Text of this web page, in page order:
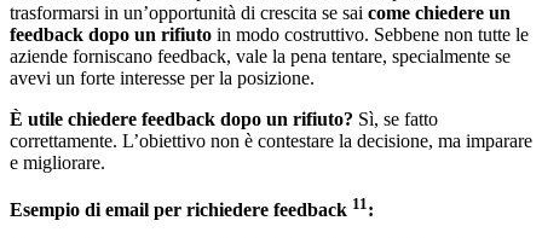
trasformarsi in un’opportunità di crescita se sai come chiedere un
feedback dopo un rifiuto in modo costruttivo. Sebbene non tutte le
aziende forniscano feedback, vale la pena tentare, specialmente se
avevi un forte interesse per la posizione.
È utile chiedere feedback dopo un rifiuto? Sì, se fatto
correttamente. L’obiettivo non è contestare la decisione, ma imparare
e migliorare.
Esempio di email per richiedere feedback 11 :